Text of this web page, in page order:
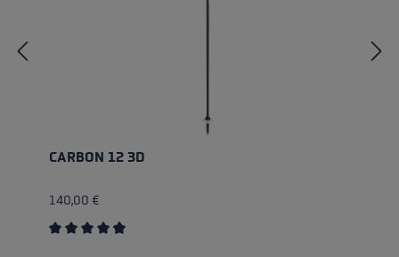
CARBON 12 3D
140,00 €